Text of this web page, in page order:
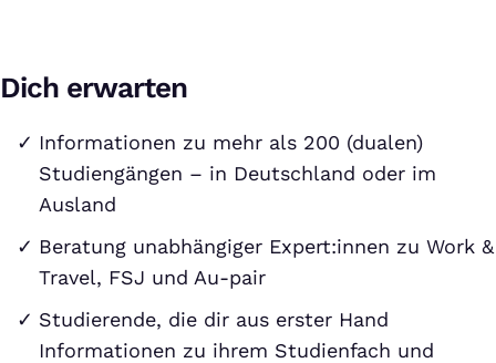
Dich erwarten
Informationen zu mehr als 200 (dualen)
Studiengängen – in Deutschland oder im
Ausland
Beratung unabhängiger Expert:innen zu Work &
Travel, FSJ und Au-pair
Studierende, die dir aus erster Hand
Informationen zu ihrem Studienfach und